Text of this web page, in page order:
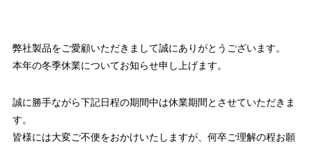
弊社製品をご愛顧いただきまして誠にありがとうございます。
本年の冬季休業についてお知らせ申し上げます。
誠に勝手ながら下記日程の期間中は休業期間とさせていただきま
す。
皆様には大変ご不便をおかけいたしますが、何卒ご理解の程お願